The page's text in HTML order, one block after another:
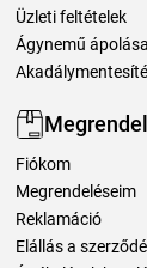
Üzleti feltételek
Ágynemű ápolása
Fiókom
Megrendeléseim
Reklamáció
Elállás a